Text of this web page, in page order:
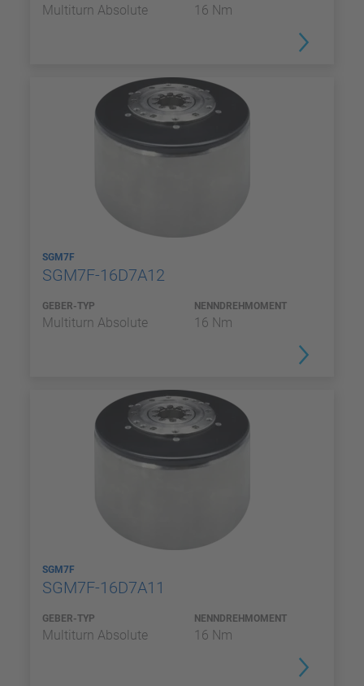
Multiturn Absolute 16 Nm
SGM7F
SGM7F-16D7A12
GEBER-TYP
Multiturn Absolute
NENNDREHMOMENT
16 Nm
SGM7F
SGM7F-16D7A11
GEBER-TYP
Multiturn Absolute
NENNDREHMOMENT
16 Nm